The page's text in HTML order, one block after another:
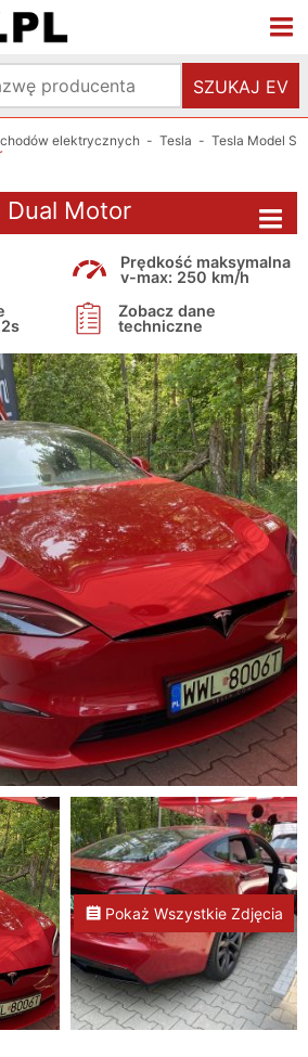
SZUKAJ EV
elektrycznych - Tesla - Tesla Model S
Dual Motor
Prędkość maksymalna
v-max: 250 km/h
Zobacz dane
techniczne
Pokaż Wszystkie Zdjęcia